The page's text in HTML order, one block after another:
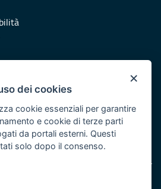
Puglia
del POR Puglia 2014/2020 -
×
dei cookies
cookie essenziali per garantire
e cookie di terze parti
da portali esterni. Questi
solo dopo il consenso.